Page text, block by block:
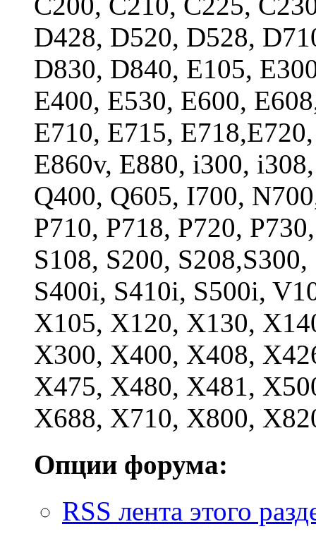
D428, D520, D528,
D830, D840, E105,
E400, E530, E600,
E710, E715,
E860v, E880, i300,
Q400, Q605, I700,
P710, P718, P720,
S108, S200,
S400i, S410i, S500i,
X105, X120, X130,
X300, X400, X408,
X475, X480, X481,
X688, X710, X800,
Опции форума:
RSS лента этого